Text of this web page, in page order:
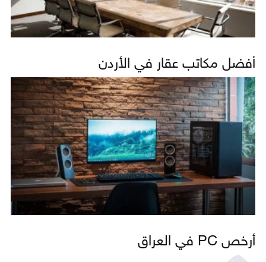
أفضل مكاتب عقار في الأردن
أرخص PC في العراق